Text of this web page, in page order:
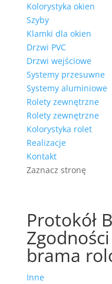
Kolorystyka okien
Szyby
Klamki dla okien
Drzwi PVC
Drzwi wejściowe
Systemy przesuwne
Systemy aluminiowe
Rolety zewnętrzne
Rolety zewnętrzne
Kolorystyka rolet
Realizacje
Kontakt
Zaznacz stronę
Protokół
brama
Inne